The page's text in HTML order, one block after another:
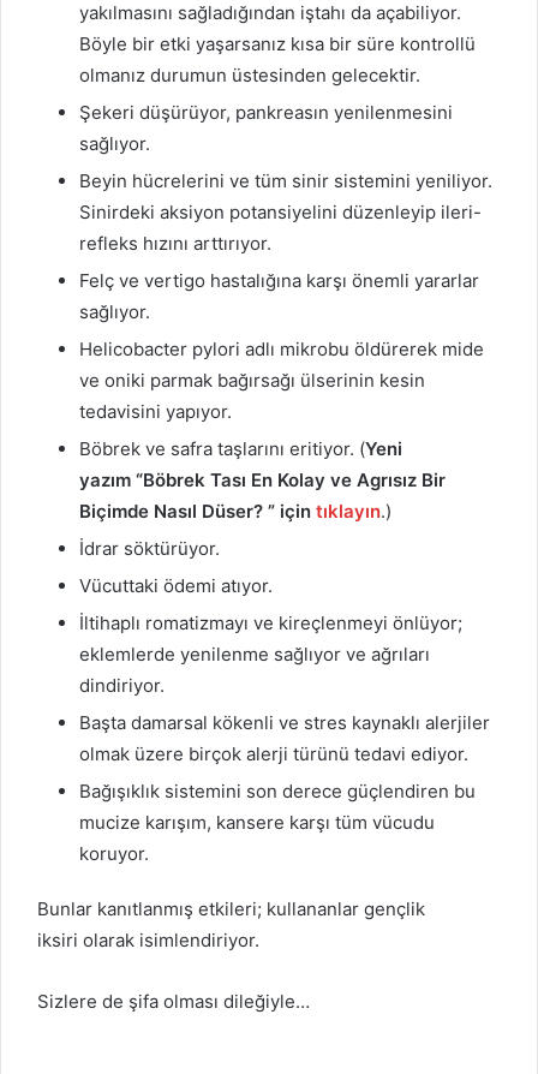
yakılmasını sağladığından iştahı da açabiliyor.
Böyle bir etki yaşarsanız kısa bir süre kontrollü
olmanız durumun üstesinden gelecektir.
Şekeri düşürüyor, pankreasın yenilenmesini
sağlıyor.
Beyin hücrelerini ve tüm sinir sistemini yeniliyor.
Sinirdeki aksiyon potansiyelini düzenleyip ileri-
refleks hızını arttırıyor.
Felç ve vertigo hastalığına karşı önemli yararlar
sağlıyor.
Helicobacter pylori adlı mikrobu öldürerek mide
ve oniki parmak bağırsağı ülserinin kesin
tedavisini yapıyor.
Böbrek ve safra taşlarını eritiyor. (Yeni
yazım “Böbrek Tası En Kolay ve Agrısız Bir
Biçimde Nasıl Düser? ” için tıklayın.)
İdrar söktürüyor.
Vücuttaki ödemi atıyor.
İltihaplı romatizmayı ve kireçlenmeyi önlüyor;
eklemlerde yenilenme sağlıyor ve ağrıları
dindiriyor.
Başta damarsal kökenli ve stres kaynaklı alerjiler
olmak üzere birçok alerji türünü tedavi ediyor.
Bağışıklık sistemini son derece güçlendiren bu
mucize karışım, kansere karşı tüm vücudu
koruyor.
Bunlar kanıtlanmış etkileri; kullananlar gençlik
iksiri olarak isimlendiriyor.
Sizlere de şifa olması dileğiyle…